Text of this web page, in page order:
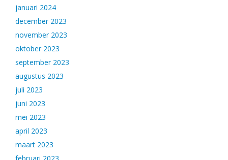
januari 2024
december 2023
november 2023
oktober 2023
september 2023
augustus 2023
juli 2023
juni 2023
mei 2023
april 2023
maart 2023